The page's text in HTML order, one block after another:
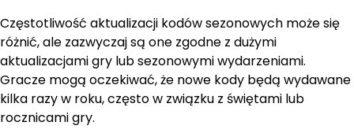
Częstotliwość aktualizacji kodów sezonowych może się
różnić, ale zazwyczaj są one zgodne z dużymi
aktualizacjami gry lub sezonowymi wydarzeniami.
Gracze mogą oczekiwać, że nowe kody będą wydawane
kilka razy w roku, często w związku z świętami lub
rocznicami gry.